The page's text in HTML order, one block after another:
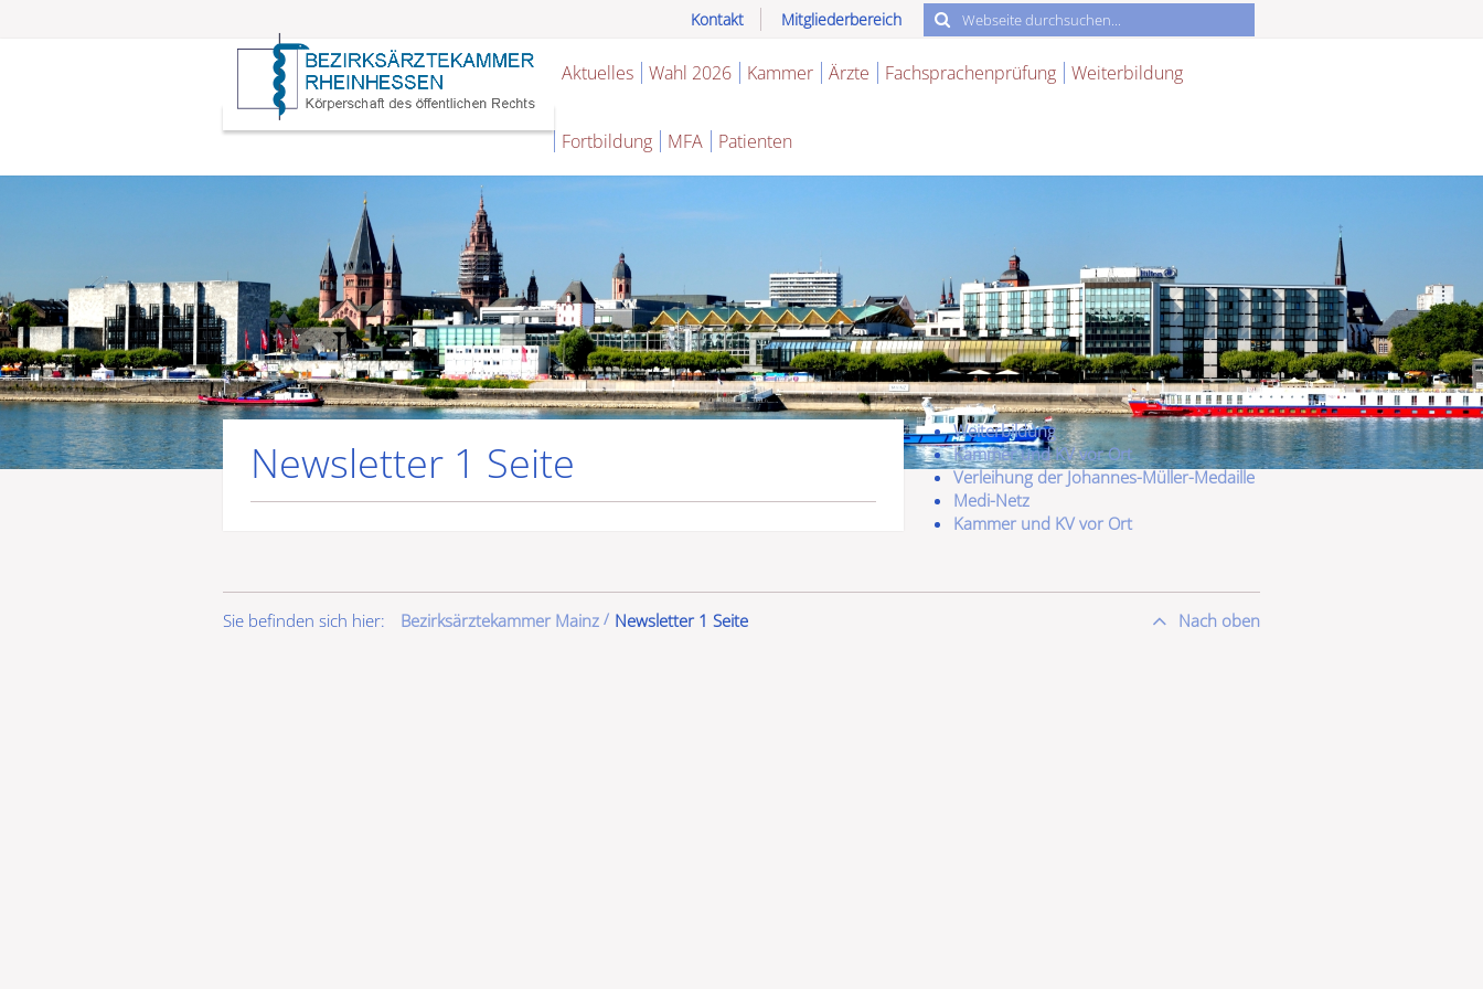
Kontakt Mitgliederbereich
Aktuelles Wahl 2026 Kammer Ärzte Fachsprachenprüfung Weiterbildung
Fortbildung MFA Patienten
Newsletter 1 Seite
Weiterbildung
Kammer und KV vor Ort
Verleihung der Johannes-Müller-Medaille
Medi-Netz
Kammer und KV vor Ort
Sie befinden sich hier: Bezirksärztekammer Mainz Newsletter 1 Seite Nach oben